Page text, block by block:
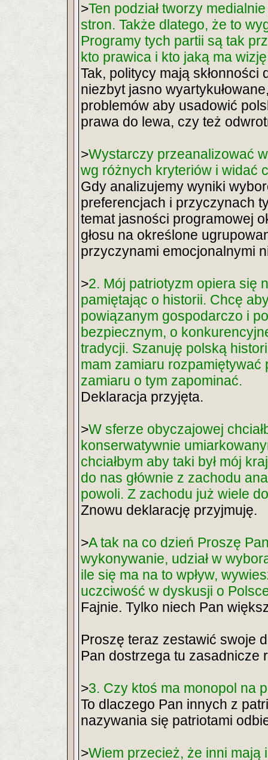
>Ten podział tworzy
stron. Także dlatego, że to
Programy tych partii są tak
kto prawica i kto jaką ma
Tak, politycy mają
niezbyt jasno
problemów aby usadowić
prawa do lewa, czy też
>Wystarczy przeanalizować
wg różnych kryteriów i widać
Gdy analizujemy wyniki
preferencjach i przyczynach
temat jasności programowej
głosu na określone
przyczynami emocjonalnymi
>2. Mój patriotyzm opiera się
pamiętając o historii. Chcę
powiązanym gospodarczo i
bezpiecznym, o
tradycji. Szanuję polską
mam zamiaru
zamiaru o tym zapominać.
Deklaracja przyjęta.
>W sferze obyczajowej
konserwatywnie
chciałbym aby taki był mój
do nas głównie z zachodu
powoli. Z zachodu już wiele
Znowu deklarację przyjmuję.
>A tak na co dzień Proszę
wykonywanie, udział w
ile się ma na to wpływ,
uczciwość w dyskusji o
Fajnie. Tylko niech Pan
Proszę teraz zestawić swoje
Pan dostrzega tu zasadnicze
>3. Czy ktoś ma monopol na
To dlaczego Pan innych z
nazywania się patriotami
>Wiem przecież, że inni mają